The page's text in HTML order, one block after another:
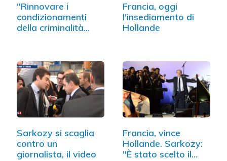
"Rinnovare i
condizionamenti
della criminalità…
Francia, oggi
l'insediamento di
Hollande
Sarkozy si scaglia
contro un
giornalista, il video
Francia, vince
Hollande. Sarkozy:
"È stato scelto il…